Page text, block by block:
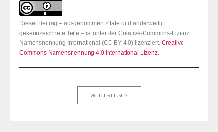
Dieser Beitrag – ausgenommen Zitate und anderweitig
gekennzeichnete Teile – ist unter der Creative-Commons-Lizenz
Namensnennung International (CC BY 4.0) lizenziert. Creative
Commons Namensnennung 4.0 International Lizenz.
WEITERLESEN